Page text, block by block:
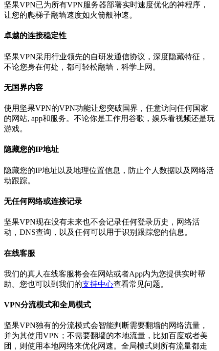
坚果VPN已为所有VPN服务器部署实时速度优化的神程序，
让您的爬梯子翻墙速度如火箭般神速。
卓越的连接稳定性
坚果VPN采用行业领先的自研发通信协议，深度隐藏特征，
不论您身在何处，都可轻松翻墙，科学上网。
无国界内容
使用坚果VPN的VPN功能让您突破国界，任意访问任何国家
的网站, app和服务。不论你是工作用谷歌，娱乐看视频还是玩
游戏。
隐藏您的IP地址
隐藏您的IP地址以及地理位置信息，防止个人数据以及网络活
动跟踪。
无任何网络或连接记录
坚果VPN现在没有未来也不会记录任何登录历史，网络活
动，DNS查询，以及任何可以用于识别跟踪您的信息。
在线客服
我们的真人在线客服将会在网站或者App内为您提供实时帮
助。您也可以到我们的支持中心查看常见问题。
VPN分流模式和全局模式
坚果VPN独有的分流模式会智能判断需要翻墙的网络流量，
并为其使用VPN；不需要翻墙的本地流量，比如百度或者美
团，则使用本地网络来优化网速。全局模式则所有流量都走